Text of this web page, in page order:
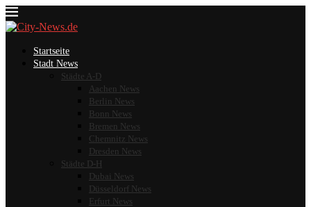
Startseite
Stadt News
Städte A-D
Aachen News
Berlin News
Bonn News
Bremen News
Chemnitz News
Dresden News
Städte D-H
Dubai News
Düsseldorf News
Erfurt News